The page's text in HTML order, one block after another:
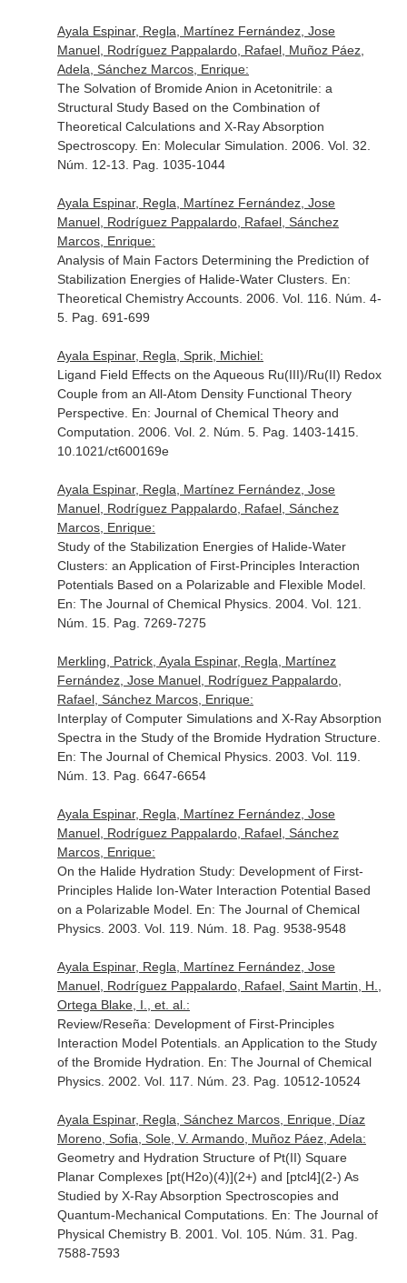
Ayala Espinar, Regla, Martínez Fernández, Jose
Manuel, Rodríguez Pappalardo, Rafael, Muñoz Páez,
Adela, Sánchez Marcos, Enrique:
The Solvation of Bromide Anion in Acetonitrile: a
Structural Study Based on the Combination of
Theoretical Calculations and X-Ray Absorption
Spectroscopy. En: Molecular Simulation . 2006. Vol. 32.
Núm. 12-13. Pag. 1035-1044
Ayala Espinar, Regla, Martínez Fernández, Jose
Manuel, Rodríguez Pappalardo, Rafael, Sánchez
Marcos, Enrique:
Analysis of Main Factors Determining the Prediction of
Stabilization Energies of Halide-Water Clusters. En:
Theoretical Chemistry Accounts. 2006. Vol. 116. Núm. 4-
5. Pag. 691-699
Ayala Espinar, Regla, Sprik, Michiel:
Ligand Field Effects on the Aqueous Ru(III)/Ru(II) Redox
Couple from an All-Atom Density Functional Theory
Perspective. En: Journal of Chemical Theory and
Computation . 2006. Vol. 2. Núm. 5. Pag. 1403-1415.
10.1021/ct600169e
Ayala Espinar, Regla, Martínez Fernández, Jose
Manuel, Rodríguez Pappalardo, Rafael, Sánchez
Marcos, Enrique:
Study of the Stabilization Energies of Halide-Water
Clusters: an Application of First-Principles Interaction
Potentials Based on a Polarizable and Flexible Model.
En: The Journal of Chemical Physics. 2004. Vol. 121.
Núm. 15. Pag. 7269-7275
Merkling, Patrick, Ayala Espinar, Regla, Martínez
Fernández, Jose Manuel, Rodríguez Pappalardo,
Rafael, Sánchez Marcos, Enrique:
Interplay of Computer Simulations and X-Ray Absorption
Spectra in the Study of the Bromide Hydration Structure.
En: The Journal of Chemical Physics. 2003. Vol. 119.
Núm. 13. Pag. 6647-6654
Ayala Espinar, Regla, Martínez Fernández, Jose
Manuel, Rodríguez Pappalardo, Rafael, Sánchez
Marcos, Enrique:
On the Halide Hydration Study: Development of First-
Principles Halide Ion-Water Interaction Potential Based
on a Polarizable Model. En: The Journal of Chemical
Physics. 2003. Vol. 119. Núm. 18. Pag. 9538-9548
Ayala Espinar, Regla, Martínez Fernández, Jose
Manuel, Rodríguez Pappalardo, Rafael, Saint Martin, H.,
Ortega Blake, I., et. al.:
Review/Reseña: Development of First-Principles
Interaction Model Potentials. an Application to the Study
of the Bromide Hydration. En: The Journal of Chemical
Physics. 2002. Vol. 117. Núm. 23. Pag. 10512-10524
Ayala Espinar, Regla, Sánchez Marcos, Enrique, Díaz
Moreno, Sofia, Sole, V. Armando, Muñoz Páez, Adela:
Geometry and Hydration Structure of Pt(II) Square
Planar Complexes [pt(H2o)(4)](2+) and [ptcl4](2-) As
Studied by X-Ray Absorption Spectroscopies and
Quantum-Mechanical Computations. En: The Journal of
Physical Chemistry B. 2001. Vol. 105. Núm. 31. Pag.
7588-7593